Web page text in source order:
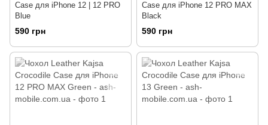
Case для iPhone 12 | 12 PRO
Blue
590 грн
Case для iPhone 12 PRO MAX
Black
590 грн